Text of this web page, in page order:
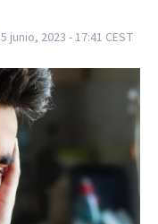
5 junio, 2023 - 17:41 CEST